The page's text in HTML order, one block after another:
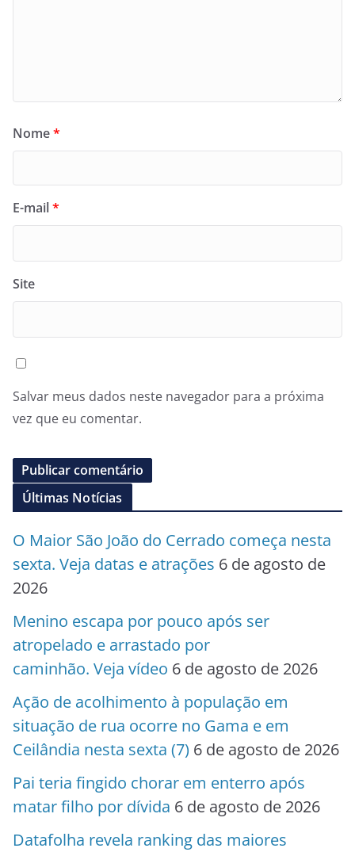
Nome*
E-mail*
Site
Salvar meus dados neste navegador para a próxima
vez que eu comentar.
Últimas Notícias
O Maior São João do Cerrado começa nesta
sexta. Veja datas e atrações 6 de agosto de
2026
Menino escapa por pouco após ser
atropelado e arrastado por
caminhão. Veja vídeo 6 de agosto de 2026
Ação de acolhimento à população em
situação de rua ocorre no Gama e em
Ceilândia nesta sexta (7) 6 de agosto de 2026
Pai teria fingido chorar em enterro após
matar filho por dívida 6 de agosto de 2026
Datafolha revela ranking das maiores